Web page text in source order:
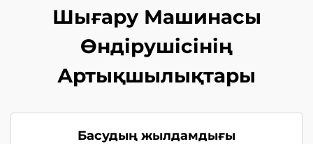
Шығару Машинасы
Өндірушісінің
Артықшылықтары
Басудың жылдамдығы